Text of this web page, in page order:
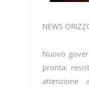
NEWS
Nuovo
pronta:
attenzione